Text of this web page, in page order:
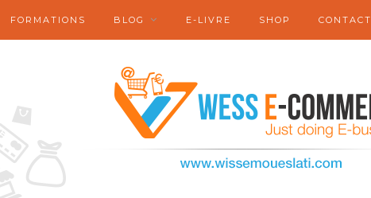
FORMATIONS BLOG E-LIVRE SHOP CONTACT